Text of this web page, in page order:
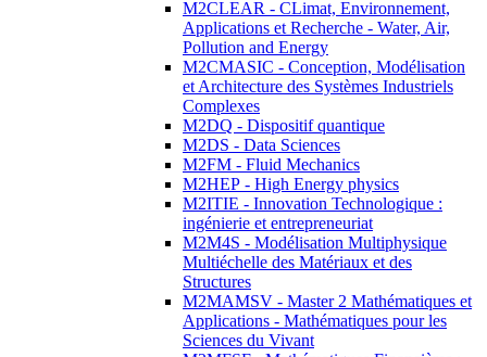
M2CLEAR - CLimat, Environnement,
Applications et Recherche - Water, Air,
Pollution and Energy
M2CMASIC - Conception, Modélisation
et Architecture des Systèmes Industriels
Complexes
M2DQ - Dispositif quantique
M2DS - Data Sciences
M2FM - Fluid Mechanics
M2HEP - High Energy physics
M2ITIE - Innovation Technologique :
ingénierie et entrepreneuriat
M2M4S - Modélisation Multiphysique
Multiéchelle des Matériaux et des
Structures
M2MAMSV - Master 2 Mathématiques et
Applications - Mathématiques pour les
Sciences du Vivant